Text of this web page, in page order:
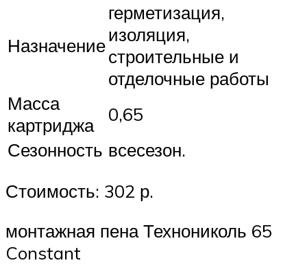
Назначение
герметизация,
изоляция,
строительные и
отделочные работы
Масса
картриджа
0,65
Сезонность всесезон.
Стоимость: 302 р.
монтажная пена Технониколь 65
Constant